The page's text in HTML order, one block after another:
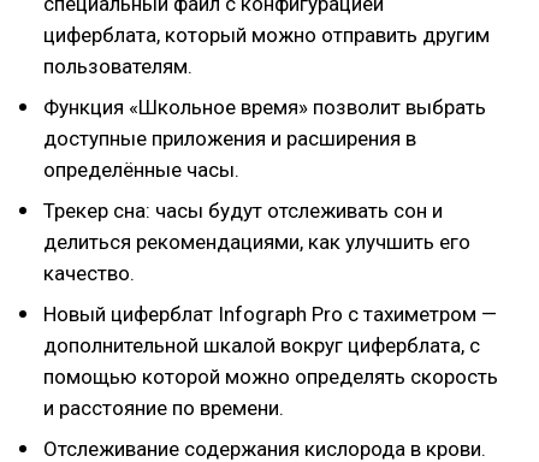
циферблата, который можно отправить другим
пользователям.
Функция «Школьное время» позволит выбрать
доступные приложения и расширения в
определённые часы.
Трекер сна: часы будут отслеживать сон и
делиться рекомендациями, как улучшить его
качество.
Новый циферблат Infograph Pro с тахиметром —
дополнительной шкалой вокруг циферблата, с
помощью которой можно определять скорость
и расстояние по времени.
Отслеживание содержания кислорода в крови.